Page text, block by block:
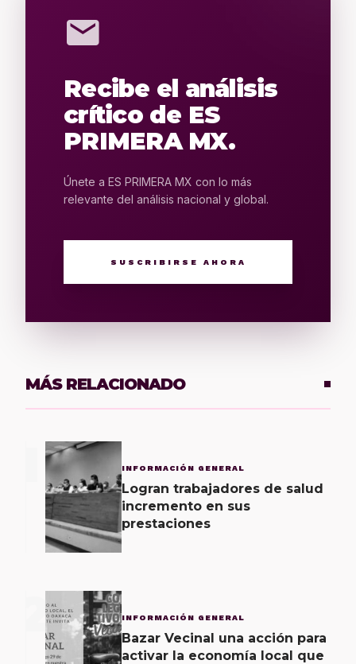
mail
Recibe el análisis
crítico de ES
PRIMERA MX.
Únete a ES PRIMERA MX con lo más
relevante del análisis nacional y global.
SUSCRIBIRSE AHORA
MÁS RELACIONADO
INFORMACIÓN GENERAL
Logran trabajadores de salud
incremento en sus
prestaciones
2 INFORMACIÓN GENERAL
Bazar Vecinal una acción para
activar la economía local que